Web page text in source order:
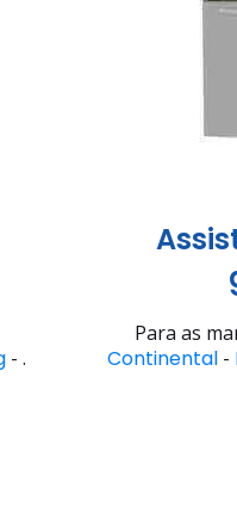
- .
Para as
Continental -